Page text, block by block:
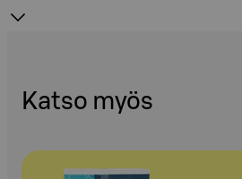
Katso myös